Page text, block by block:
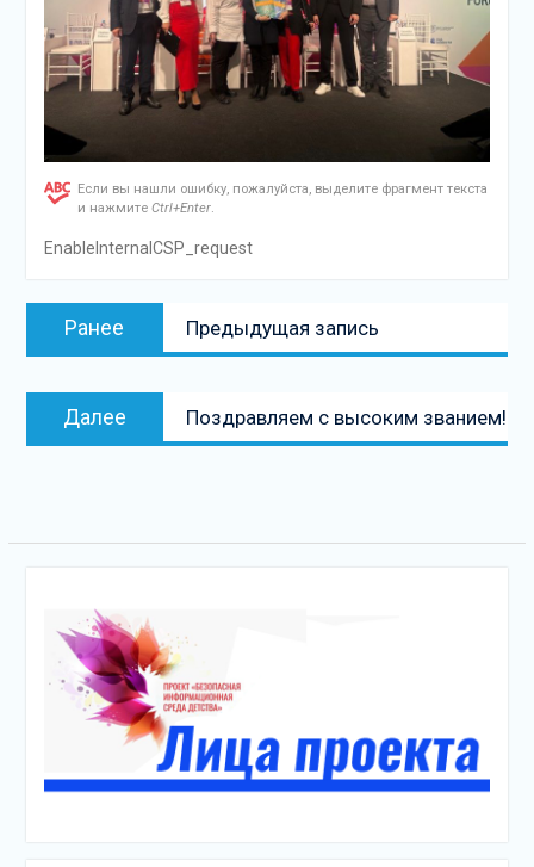
Если вы нашли ошибку, пожалуйста, выделите фрагмент текста
и нажмите Ctrl+Enter.
EnableInternalCSP_request
Навигация
Ранее
запись:
Предыдущая запись
Далее
запись
Поздравляем с высоким званием!